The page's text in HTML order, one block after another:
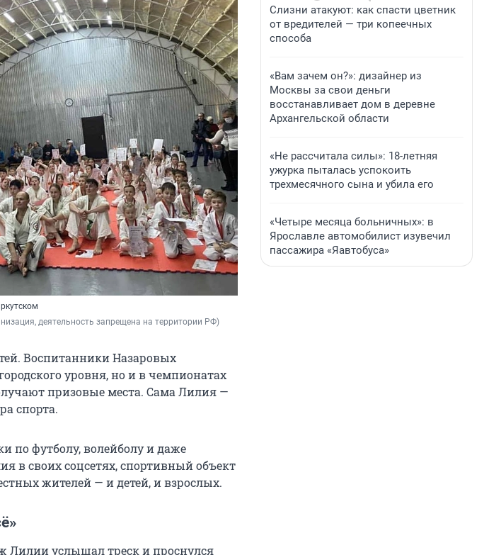
деятельность запрещена на территории РФ)
Воспитанники Назаровых
уровня, но и в чемпионатах
призовые места. Сама Лилия —
спорта.
по футболу, волейболу и даже
в своих соцсетях, спортивный объект
жителей — и детей, и взрослых.
Лилии услышал треск и проснулся
Слизни атакуют: как спасти цветник
от вредителей — три копеечных
способа
«Вам зачем он?»: дизайнер из
Москвы за свои деньги
восстанавливает дом в деревне
Архангельской области
«Не рассчитала силы»: 18-летняя
ужурка пыталась успокоить
трехмесячного сына и убила его
«Четыре месяца больничных»: в
Ярославле автомобилист изувечил
пассажира «Яавтобуса»